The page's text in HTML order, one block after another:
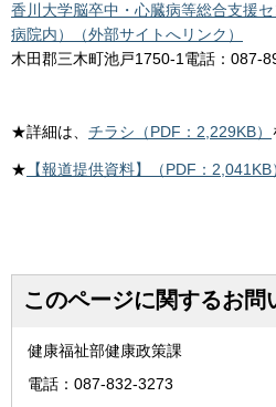
香川大学脳卒中・心臓病等総合支援
病院内）（外部サイトへリンク）
木田郡三木町池戸1750-1電話：087-
★詳細は、 チラシ（PDF：2,229KB）
★ 【報道提供資料】（PDF：2,041KB
このページに関するお問
健康福祉部健康政策課
電話：087-832-3273